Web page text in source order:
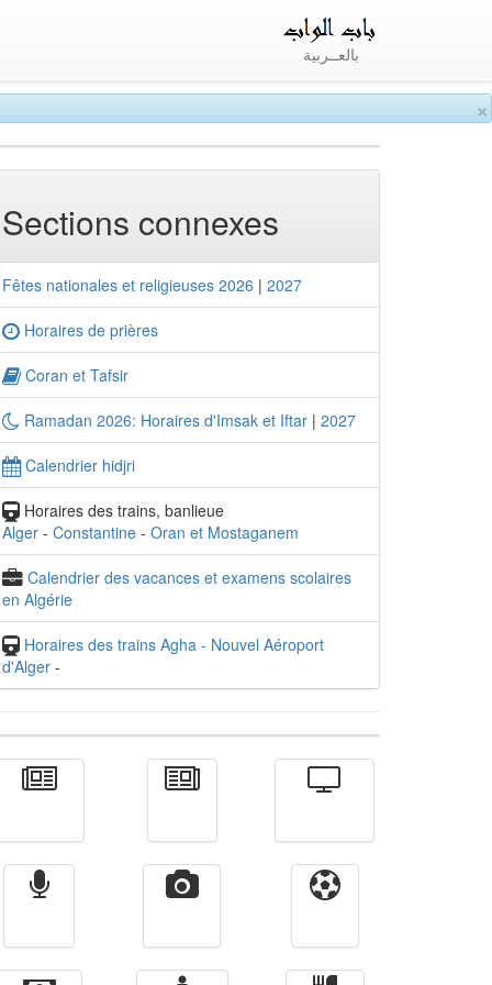
×
بالعــربية
Sections connexes
Fêtes nationales et religieuses 2026 | 2027
Horaires de prières
Coran et Tafsir
Ramadan 2026: Horaires d'Imsak et Iftar | 2027
Calendrier hidjri
Horaires des trains, banlieue
Alger - Constantine - Oran et Mostaganem
Calendrier des vacances et examens scolaires
en Algérie
Horaires des trains Agha - Nouvel Aéroport
d'Alger -